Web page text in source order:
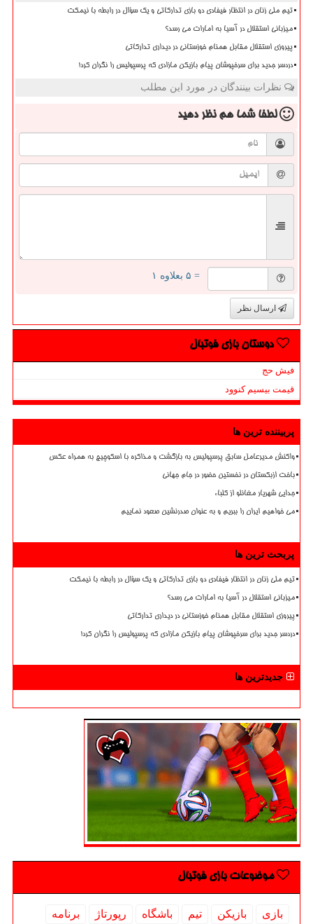
تیم ملی زنان در انتظار فیفادی دو بازی تدارکاتی و یک سؤال در رابطه با نیمکت
میزبانی استقلال در آسیا به امارات می رسد؟
پیروزی استقلال مقابل همنام خوزستانی در دیداری تدارکاتی
دردسر جدید برای سرخپوشان پیام بازیکن مازادی که پرسپولیس را نگران کرد!
نظرات بینندگان در مورد این مطلب
لطفا شما همنظر دهید
= ۵ بعلاوه ۱
ارسال نظر
دوستان بازی فوتبال
فیش حج
قیمت بیسیم کنوود
پربیننده ترین ها
واکنش مدیرعامل سابق پرسپولیس به بازگشت و مذاکره با اسکوچیچ به همراه عکس
باخت ازبکستان در نخستین حضور در جام جهانی
جدایی شهریار مغانلو از کلباء
می خواهیم ایران را ببریم و به عنوان صدرنشین صعود نماییم
پربحث ترین ها
تیم ملی زنان در انتظار فیفادی دو بازی تدارکاتی و یک سؤال در رابطه با نیمکت
میزبانی استقلال در آسیا به امارات می رسد؟
پیروزی استقلال مقابل همنام خوزستانی در دیداری تدارکاتی
دردسر جدید برای سرخپوشان پیام بازیکن مازادی که پرسپولیس را نگران کرد!
جدیدترین ها
موضوعات بازی فوتبال
بازی بازیكن تیم باشگاه رپورتاژ
برنامه